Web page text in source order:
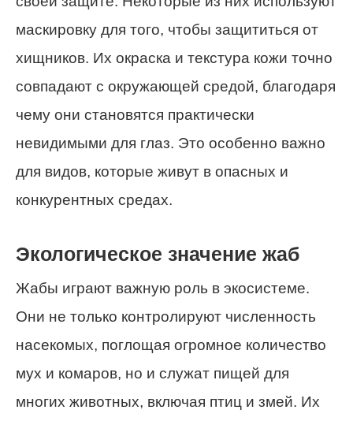
маскировку для того, чтобы защититься от
хищников. Их окраска и текстура кожи точно
совпадают с окружающей средой, благодаря
чему они становятся практически
невидимыми для глаз. Это особенно важно
для видов, которые живут в опасных и
конкурентных средах.
Экологическое значение жаб
Жабы играют важную роль в экосистеме.
Они не только контролируют численность
насекомых, поглощая огромное количество
мух и комаров, но и служат пищей для
многих животных, включая птиц и змей. Их